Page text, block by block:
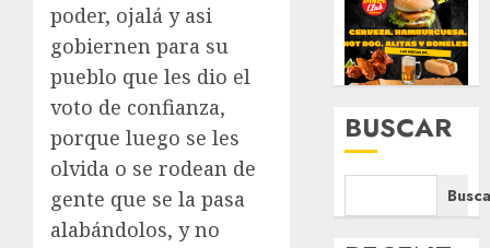
poder, ojalá y asi
gobiernen para su
pueblo que les dio el
voto de confianza,
porque luego se les
olvida o se rodean de
gente que se la pasa
alabándolos, y no
BUSCAR